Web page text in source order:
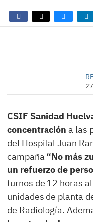
CSIF Sanidad
concentración a las
del Hospital Juan
campaña “No más
un refuerzo de
turnos de 12 horas
unidades de planta
de Radiología.